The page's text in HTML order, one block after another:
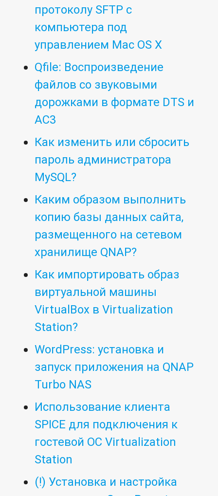
протоколу SFTP с
компьютера под
управлением Mac OS X
Qfile: Воспроизведение
файлов со звуковыми
дорожками в формате DTS и
AC3
Как изменить или сбросить
пароль администратора
MySQL?
Каким образом выполнить
копию базы данных сайта,
размещенного на сетевом
хранилище QNAP?
Как импортировать образ
виртуальной машины
VirtualBox в Virtualization
Station?
WordPress: установка и
запуск приложения на QNAP
Turbo NAS
Использование клиента
SPICE для подключения к
гостевой ОС Virtualization
Station
(!) Установка и настройка